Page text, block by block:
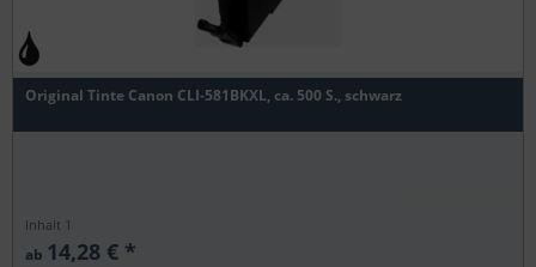
Original Tinte Canon CLI-581BKXL, ca. 500 S., schwarz
Inhalt 1
ab 14,28 € *